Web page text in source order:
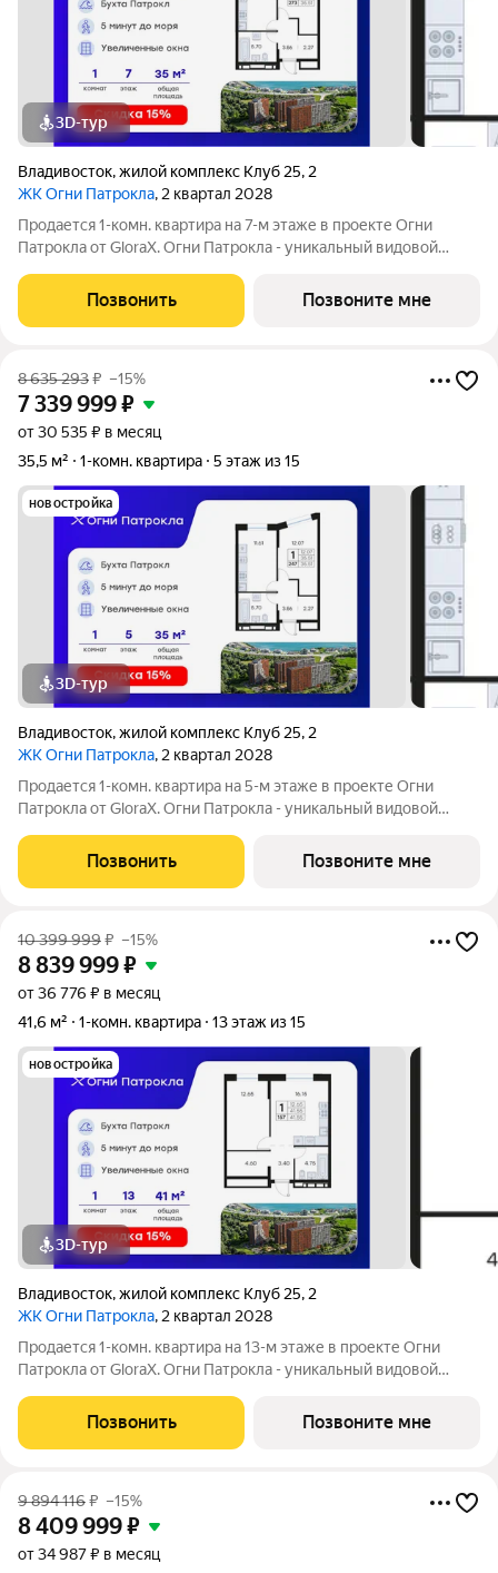
3D-тур
Владивосток,жилой комплекс Клуб 25, 2
ЖК Огни Патрокла, 2 квартал 2028
Продается 1-комн. квартира на 7-м этаже в проекте Огни
Патрокла от GloraX. Огни Патрокла - уникальный видовой
Владивостока. Общая площадь лота составляет 35,51 кв. м, из
которых 12,07 кв. м
Позвонить Позвоните мне
8 635 293₽ –15%
7 339 999₽
от 30 535 ₽ в месяц
35,5 м²
1-комн. квартира 5 этаж из 15
новостройка
3D-тур
Владивосток,жилой комплекс Клуб 25, 2
ЖК Огни Патрокла, 2 квартал 2028
Продается 1-комн. квартира на 5-м этаже в проекте Огни
Патрокла от GloraX. Огни Патрокла - уникальный видовой
Владивостока. Общая площадь лота составляет 35,51 кв. м, из
которых 12,07 кв. м
Позвонить Позвоните мне
10 399 999₽ –15%
8 839 999₽
от 36 776 ₽ в месяц
41,6 м²
1-комн. квартира 13 этаж из 15
новостройка
3D-тур
Владивосток,жилой комплекс Клуб 25, 2
ЖК Огни Патрокла, 2 квартал 2028
Продается 1-комн. квартира на 13-м этаже в проекте Огни
Патрокла от GloraX. Огни Патрокла - уникальный видовой
Владивостока. Общая площадь лота составляет 41,55 кв. м, из
которых 12,65 кв. м
Позвонить Позвоните мне
9 894 116₽ –15%
8 409 999₽
от 34 987 ₽ в месяц